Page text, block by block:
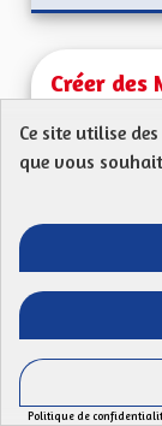
Créer
Impôts sont
Filtrer les
territoires,
CRÉÉ
Ce site utilise
que vous
Politique de